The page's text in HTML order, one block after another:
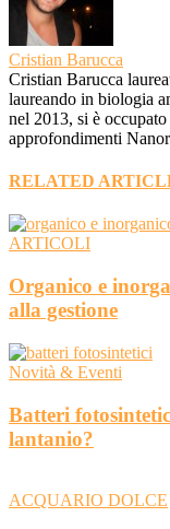
Cristian Barucca
Cristian Barucca
laureando in biologia
nel 2013, si è
approfondimenti
RELATED
ARTICOLI
Organico e
alla gestione
Novità & Eventi
Batteri
lantanio?
ACQUARIO DOLCE